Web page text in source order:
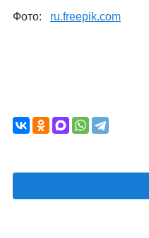
Фото: ru.freepik.com